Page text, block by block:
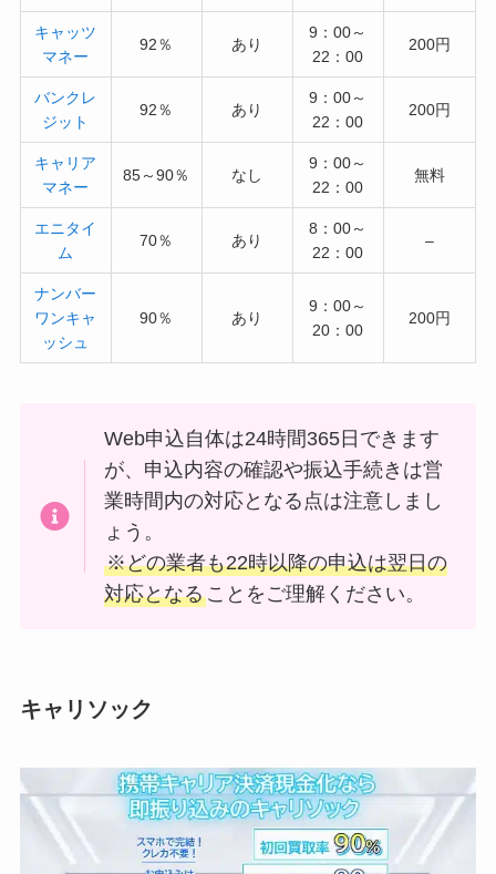
キャッツ
マネー
92％ あり
9：00～
22：00
200円
バンクレ
ジット
92％ あり
9：00～
22：00
200円
キャリア
マネー
85～90％ なし
9：00～
22：00
無料
エニタイ
ム
70％ あり
8：00～
22：00
–
ナンバー
ワンキャ
ッシュ
90％ あり
9：00～
20：00
200円
Web申込自体は24時間365日できます
が、申込内容の確認や振込手続きは営
業時間内の対応となる点は注意しまし
ょう。
※どの業者も22時以降の申込は翌日の
対応となることをご理解ください。
キャリソック